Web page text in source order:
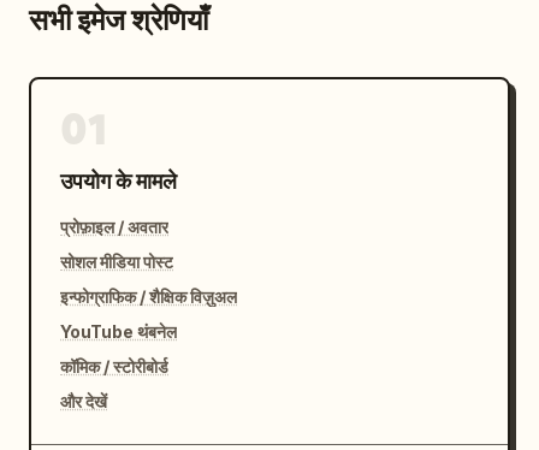
सभी इमेज श्रेणियाँ
उपयोग के मामले
प्रोफ़ाइल / अवतार
सोशल मीडिया पोस्ट
इन्फोग्राफिक / शैक्षिक विज़ुअल
YouTube थंबनेल
कॉमिक / स्टोरीबोर्ड
और देखें